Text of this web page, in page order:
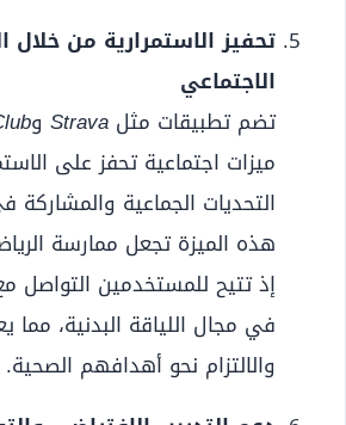
تحفيز الاستمرارية من خلال
الاجتماعي
تضم تطبيقات مثل Strava و
ميزات اجتماعية تحفز على
التحديات الجماعية والمشاركة
هذه الميزة تجعل ممارسة
إذ تتيح للمستخدمين التواصل
في مجال اللياقة البدنية، مما
والالتزام نحو أهدافهم الصحية.